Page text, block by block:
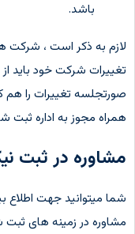
باشد.
لازم به ذکر است ، شرکت
تغییرات شرکت خود باید
صورتجلسه تغییرات را هم
همراه مجوز به اداره
مشاوره در ثبت
شما میتوانید جهت اطلاع
مشاوره در زمینه های ثبت